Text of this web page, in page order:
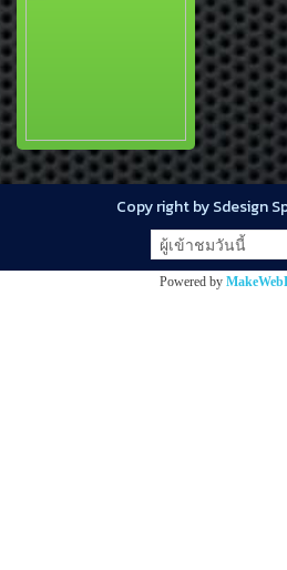
Copy right by Sdesign
ผู้เข้าชมวันนี้
Powered by